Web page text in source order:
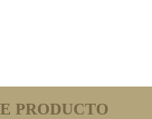
PRODUCTO